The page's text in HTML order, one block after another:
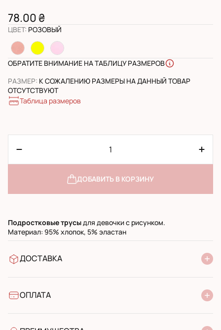
78.00 ₴
ЦВЕТ: РОЗОВЫЙ
ОБРАТИТЕ ВНИМАНИЕ НА ТАБЛИЦУ РАЗМЕРОВ
РАЗМЕР: К СОЖАЛЕНИЮ РАЗМЕРЫ НА ДАННЫЙ ТОВАР
ОТСУТСТВУЮТ
Таблица размеров
ДОБАВИТЬ В КОРЗИНУ
Подростковыетрусыдля девочки с рисунком.
Материал: 95% хлопок, 5% эластан
ДОСТАВКА
УкрПочта стандарт
ОПЛАТА
Банковский перевод